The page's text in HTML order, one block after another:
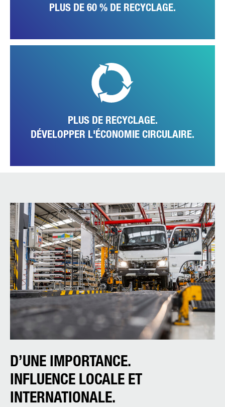
PLUS DE 60 % DE RECYCLAGE.
PLUS DE RECYCLAGE.
DÉVELOPPER L'ÉCONOMIE CIRCULAIRE.
En plus des autres mesures, l'usine évalue constamment et
activement toutes les possibilités d'améliorer l'efficacité de son
économie circulaire. L'objectif est d'éviter au mieux les déchets et de
recycler les matériaux recyclables.
D’UNE IMPORTANCE.
INFLUENCE LOCALE ET
INTERNATIONALE.